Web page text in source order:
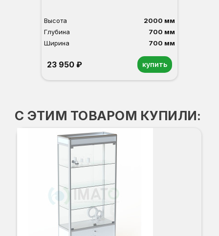
Высота
2000 мм
Глубина
700 мм
Ширина
700 мм
23 950 ₽ купить
С ЭТИМ ТОВАРОМ КУПИЛИ: